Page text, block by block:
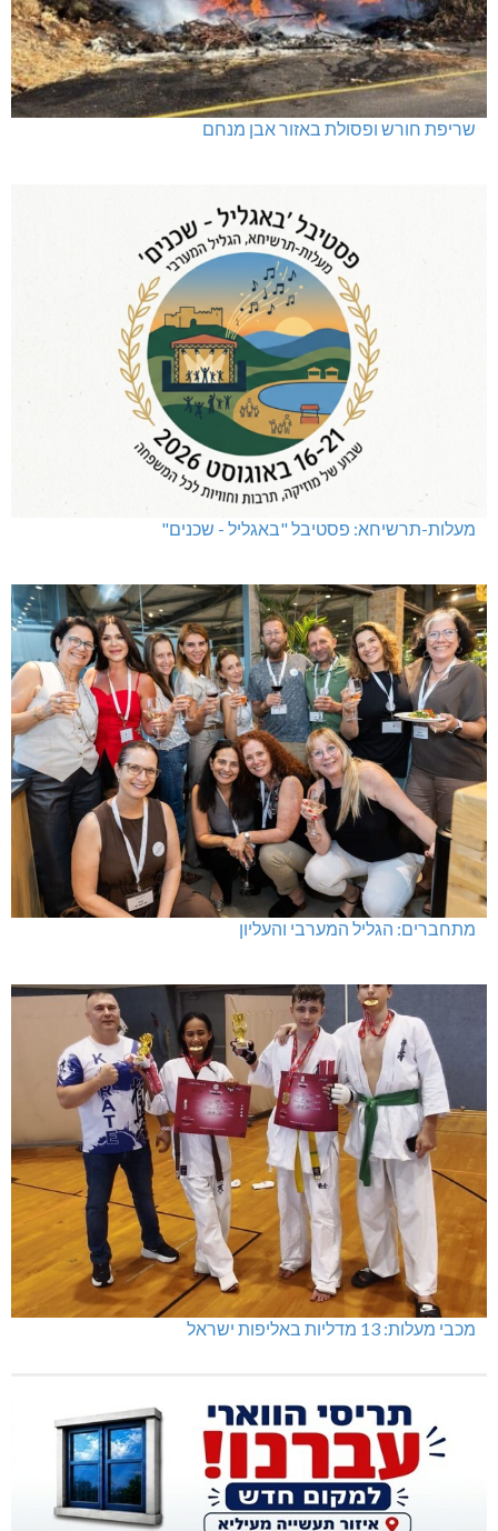
שריפת חורש ופסולת באזור אבן מנחם
מעלות-תרשיחא: פסטיבל "באגליל - שכנים"
מתחברים: הגליל המערבי והעליון
מכבי מעלות: 13 מדליות באליפות ישראל